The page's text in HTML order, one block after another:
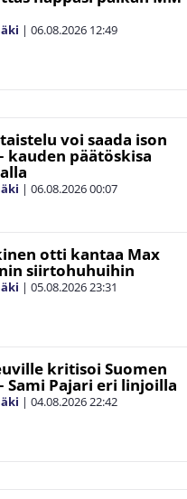
| 06.08.2026 12:49
voi saada ison
kauden päätöskisa
| 06.08.202600:07
otti kantaa Max
siirtohuhuihin
| 05.08.202623:31
kritisoi Suomen
Sami Pajari eri linjoilla
| 04.08.202622:42